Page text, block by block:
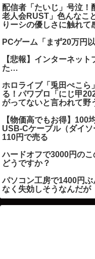
配信者「たいじ」号泣！
老人会RUST」色んなこ
りーシの優しさに触れて
PCゲーム「まず20万円
【悲報】インターネッ
た…
ホロライブ「兎田ぺこら
る！パワプロ「にじ甲
がってないと言われて野
【物価高でもお得】100
USB-Cケーブル（ダイ
110円で売る
ハードオフで3000円の
どうですか？
パソコン工房で1400円
なく失効しそうなんだが